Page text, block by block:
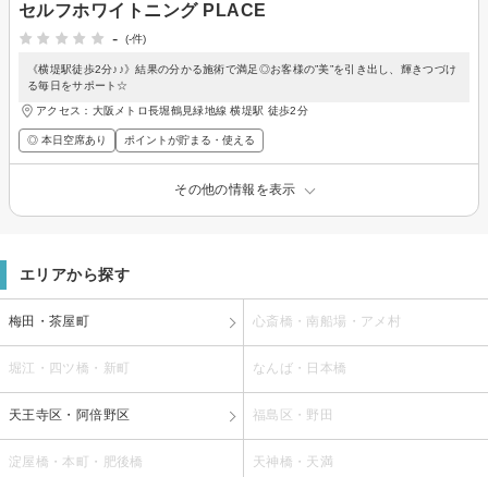
セルフホワイトニング PLACE
-
(-件)
《横堤駅徒歩2分♪♪》結果の分かる施術で満足◎お客様の”美”を引き出し、輝きつづけ
る毎日をサポート☆
アクセス：大阪メトロ長堀鶴見緑地線 横堤駅 徒歩2分
◎ 本日空席あり ポイントが貯まる・使える
その他の情報を表示
エリアから探す
梅田・茶屋町 心斎橋・南船場・アメ村
堀江・四ツ橋・新町 なんば・日本橋
天王寺区・阿倍野区 福島区・野田
淀屋橋・本町・肥後橋 天神橋・天満